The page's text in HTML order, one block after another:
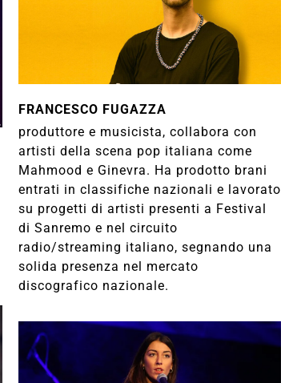
FRANCESCO FUGAZZA
produttore e musicista, collabora con
artisti della scena pop italiana come
Mahmood e Ginevra. Ha prodotto brani
entrati in classifiche nazionali e lavorato
su progetti di artisti presenti a Festival
di Sanremo e nel circuito
radio/streaming italiano, segnando una
solida presenza nel mercato
discografico nazionale.